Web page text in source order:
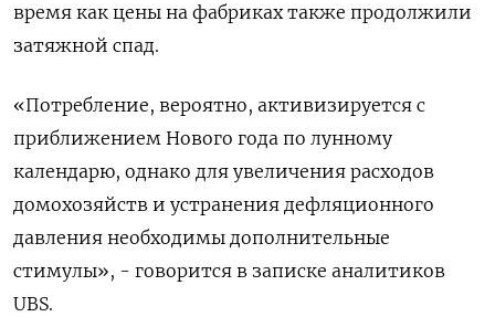
время как цены на фабриках также продолжили
затяжной спад.
«Потребление, вероятно, активизируется c
приближением Нового года по лунному
календарю, однако для увеличения расходов
домохозяйств и устранения дефляционного
давления необходимы дополнительные
стимулы», - говорится в записке аналитиков
UBS.